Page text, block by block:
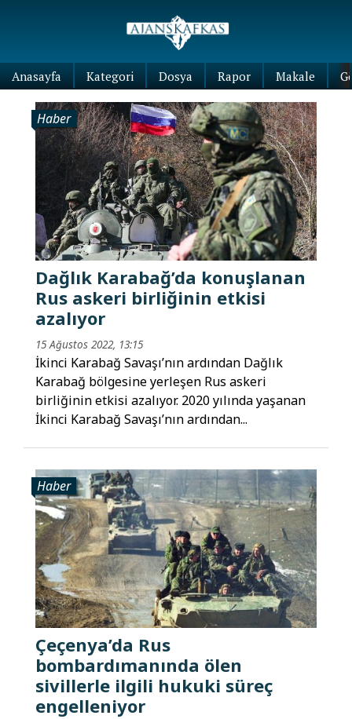
Anasayfa Kategori Dosya Rapor Makale
Haber
Dağlık Karabağ’da konuşlanan
Rus askeri birliğinin etkisi
azalıyor
15 Ağustos 2022, 13:15
İkinci Karabağ Savaşı’nın ardından Dağlık
Karabağ bölgesine yerleşen Rus askeri
birliğinin etkisi azalıyor. 2020 yılında yaşanan
İkinci Karabağ Savaşı’nın ardından...
Haber
Çeçenya’da Rus
bombardımanında ölen
sivillerle ilgili hukuki süreç
engelleniyor